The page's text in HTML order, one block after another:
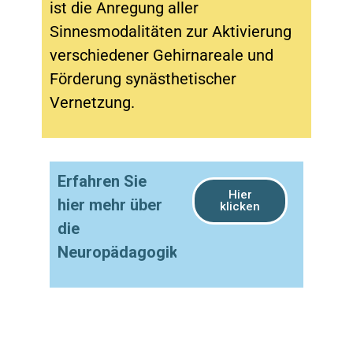
ist die Anregung aller
Sinnesmodalitäten zur Aktivierung
verschiedener Gehirnareale und
Förderung synästhetischer
Vernetzung.
Erfahren Sie
hier mehr über
die
Neuropädagogik
Hier
klicken